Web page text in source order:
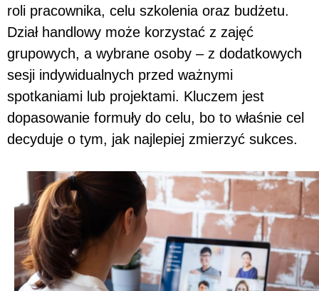
roli pracownika, celu szkolenia oraz budżetu.
Dział handlowy może korzystać z zajęć
grupowych, a wybrane osoby – z dodatkowych
sesji indywidualnych przed ważnymi
spotkaniami lub projektami. Kluczem jest
dopasowanie formuły do celu, bo to właśnie cel
decyduje o tym, jak najlepiej zmierzyć sukces.